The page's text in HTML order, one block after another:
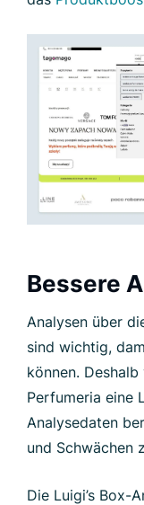
Bessere
Analysen über
sind wichtig,
können.
Perfumeria eine
Analysedaten
und Schwächen
Die Luigi’s Box-